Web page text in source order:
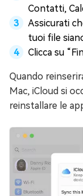
Contatti,
Assicurati
tuoi file
Clicca su
Quando
Mac, iCloud si
reinstallare le